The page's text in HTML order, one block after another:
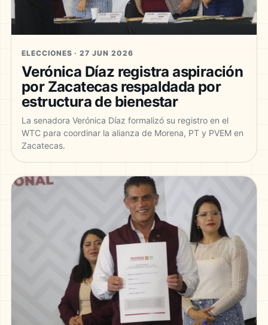
ELECCIONES · 27 JUN 2026
Verónica Díaz registra aspiración
por Zacatecas respaldada por
estructura de bienestar
La senadora Verónica Díaz formalizó su registro en el
WTC para coordinar la alianza de Morena, PT y PVEM en
Zacatecas.